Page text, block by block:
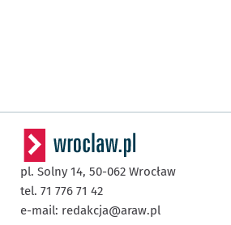
pl. Solny 14, 50-062 Wrocław
tel. 71 776 71 42
e-mail: redakcja@araw.pl